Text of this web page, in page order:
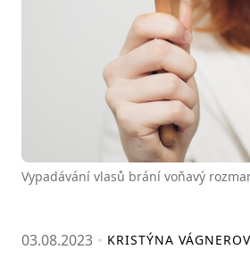
Vypadávání vlasů brání voňavý
03.08.2023 KRISTÝNA